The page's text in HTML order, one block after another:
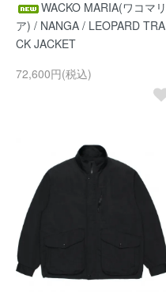
WACKO MARIA(ワコマリ
ア) / NANGA / LEOPARD TRA
CK JACKET
72,600円(税込)